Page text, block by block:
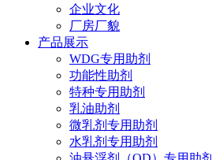
企业文化
厂房厂貌
产品展示
WDG专用助剂
功能性助剂
特种专用助剂
乳油助剂
微乳剂专用助剂
水乳剂专用助剂